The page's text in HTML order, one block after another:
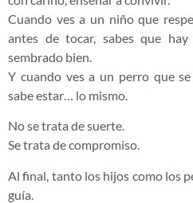
Cuando ves a un niño que
antes de tocar, sabes que
sembrado bien.
Y cuando ves a un perro que
sabe estar… lo mismo.
No se trata de suerte.
Se trata de compromiso.
Al final, tanto los hijos como los
guía.